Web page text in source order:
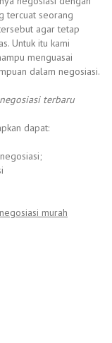
tercuat seorang
agar tetap
Untuk itu kami
menguasai
dalam negosiasi.
terbaru
dapat:
murah